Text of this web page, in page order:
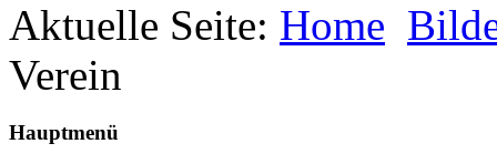
Aktuelle Seite: Home
Verein
Hauptmenü